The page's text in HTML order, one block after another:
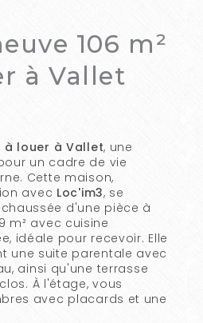
106 m²
à Vallet
à louer à Vallet, une
un cadre de vie
Cette maison,
avec Loc'im3, se
d'une pièce à
m² avec cuisine
idéale pour recevoir. Elle
une suite parentale avec
ainsi qu'une terrasse
À l'étage, vous
avec placards et une